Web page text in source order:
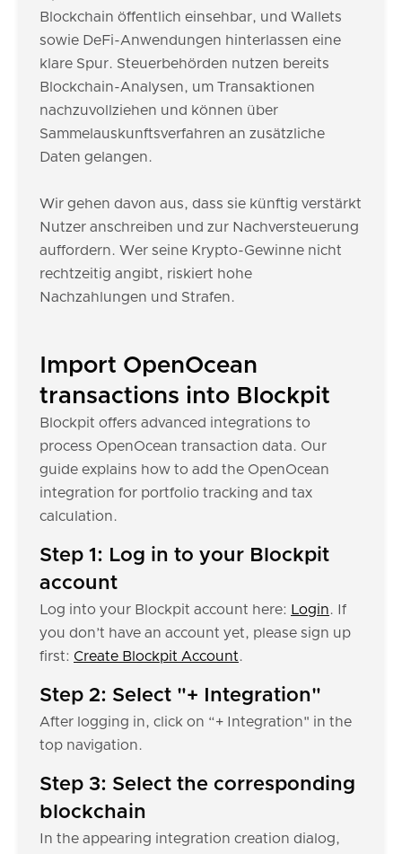
Blockchain öffentlich einsehbar, und Wallets
sowie DeFi-Anwendungen hinterlassen eine
klare Spur. Steuerbehörden nutzen bereits
Blockchain-Analysen, um Transaktionen
nachzuvollziehen und können über
Sammelauskunftsverfahren an zusätzliche
Daten gelangen.
Wir gehen davon aus, dass sie künftig verstärkt
Nutzer anschreiben und zur Nachversteuerung
auffordern. Wer seine Krypto-Gewinne nicht
rechtzeitig angibt, riskiert hohe
Nachzahlungen und Strafen.
Import OpenOcean
transactions into Blockpit
Blockpit offers advanced integrations to
process OpenOcean transaction data. Our
guide explains how to add the OpenOcean
integration for portfolio tracking and tax
calculation.
Step 1: Log in to your Blockpit
account
Log into your Blockpit account here: Login. If
you don’t have an account yet, please sign up
first: Create Blockpit Account.
Step 2: Select "+ Integration"
After logging in, click on “+ Integration" in the
top navigation.
Step 3: Select the corresponding
blockchain
In the appearing integration creation dialog,